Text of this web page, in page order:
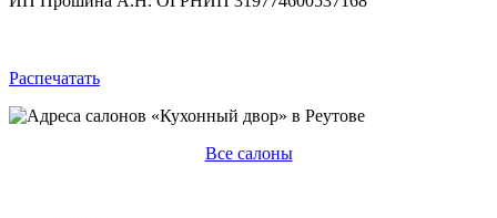
Распечатать
Все салоны